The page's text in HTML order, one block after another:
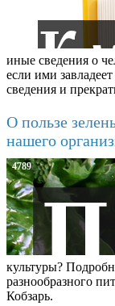
иные сведения о
если ими
сведения и
О пользе
нашего
4789
культуры?
разнообразного
Кобзарь.